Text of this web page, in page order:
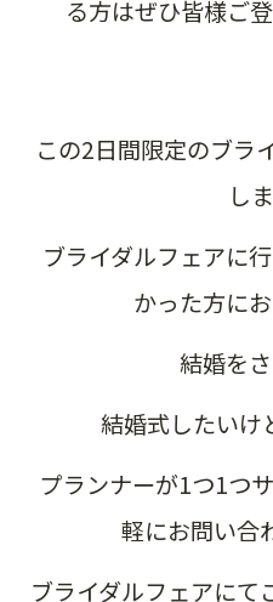
る方はぜひ皆様ご
この2日間限定のブラ
し
ブライダルフェアに
かった方に
結婚を
結婚式したいけ
プランナーが1つ1つ
軽にお問い合
ブライダルフェアにて